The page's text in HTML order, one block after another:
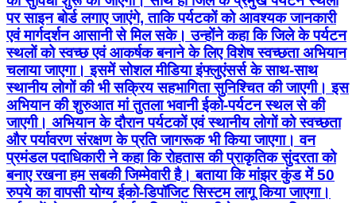
पर साइन बोर्ड लगाए जाएंगे, ताकि पर्यटकों को आवश्यक जानकारी
एवं मार्गदर्शन आसानी से मिल सके। उन्होंने कहा कि जिले के पर्यटन
स्थलों को स्वच्छ एवं आकर्षक बनाने के लिए विशेष स्वच्छता अभियान
चलाया जाएगा। इसमें सोशल मीडिया इंफ्लुएंसर्स के साथ-साथ
स्थानीय लोगों की भी सक्रिय सहभागिता सुनिश्चित की जाएगी। इस
अभियान की शुरुआत मां तुतला भवानी ईको-पर्यटन स्थल से की
जाएगी। अभियान के दौरान पर्यटकों एवं स्थानीय लोगों को स्वच्छता
और पर्यावरण संरक्षण के प्रति जागरूक भी किया जाएगा। वन
प्रमंडल पदाधिकारी ने कहा कि रोहतास की प्राकृतिक सुंदरता को
बनाए रखना हम सबकी जिम्मेवारी है। बताया कि मांझर कुंड में 50
रुपये का वापसी योग्य ईको-डिपॉजिट सिस्टम लागू किया जाएगा।